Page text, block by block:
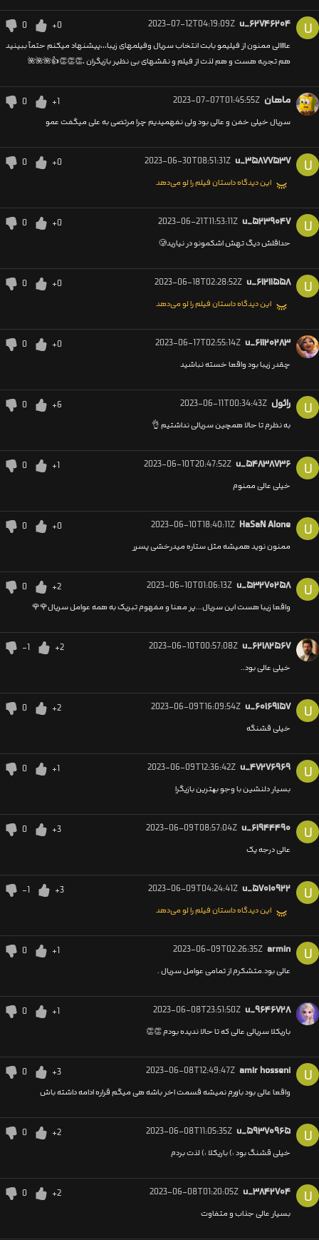
U u_۶۲۷۴۶۲۰۴ 2023-07-12T04:19:09Z
+0
0
عاااالی ممنون از فیلیمو بابت انتخاب سریال وفیلمهای زیبا،،،پیشنهاد میکنم حتماً ببینید
هم تجربه هست و هم لذت از فیلم و نقشهای بی نظیر بازیگران ،👏👏👏👍🌺🌺🌺
ماهان 2023-07-07T01:45:55Z
+1
0
سریال خیلی خفن و عالی بود ولی نفهمیدیم چرا مرتضی به علی میگفت عمو
U u_۳۵۸۷۷۵۳۷ 2023-06-30T08:51:31Z
+0
0
این دیدگاه داستان فیلم را لو می‌دهد
U u_۵۲۳۹۰۴۷ 2023-06-21T11:53:11Z
+0
0
حداقلش دیگ تهش اشکمونو در نیارید🥲
U u_۶۱۲۱۱۵۵۸ 2023-06-18T02:28:52Z
+0
0
این دیدگاه داستان فیلم را لو می‌دهد
u_۶۱۱۲۰۲۸۳ 2023-06-17T02:55:14Z
+0
0
چقدر زیبا بود واقعا خسته نباشید
U رائول 2023-06-11T00:34:43Z
+6
0
به نظرم تا حالا همچین سریالی نداشتیم 👌
U u_۵۴۸۳۸۷۳۶ 2023-06-10T20:47:52Z
+1
0
خیلی عالی ممنوم
U
HaSaN Alone
2023-06-10T18:40:11Z
+0
0
ممنون نوید همیشه مثل ستاره میدرخشی پسرر
U u_۵۳۲۷۰۲۵۸ 2023-06-10T01:06:13Z
+2
0
واقعا زیبا هست این سریال...پر معنا و مفهوم تبریک به همه عوامل سریال🌹🌹
u_۶۲۱۸۲۵۶۷ 2023-06-10T00:57:08Z
+2
-1
خیلی عالی بود..
U u_۶۰۱۶۹۱۵۷ 2023-06-09T16:09:54Z
+2
0
خیلی قشنگه
U u_۴۷۲۷۶۹۶۹ 2023-06-09T12:36:42Z
+1
0
بسیار دلنشین با وجو بھترین بازیگرا
U u_۶۱۹۴۴۴۹۰ 2023-06-09T08:57:04Z
+3
0
عالی درجه یک
U u_۵۷۰۱۰۹۲۲ 2023-06-09T04:24:41Z
+3
-1
این دیدگاه داستان فیلم را لو می‌دهد
U
armin
2023-06-09T02:26:35Z
+1
0
عالی بود.متشکرم از تمامی عوامل سریال ‌.
u_۹۶۴۶۷۲۸ 2023-06-08T23:51:50Z
+1
0
باریکلا سریالی عالی که تا حالا ندیده بودم 👏👏
U
amir hosseni
2023-06-08T12:49:47Z
+3
0
واقعا عالی بود باورم نمیشه قسمت اخر باشه هی میگم قراره ادامه داشته باش
U u_۵۹۳۷۰۹۶۵ 2023-06-08T11:05:35Z
+2
0
خیلی قشنگ بود :) باریکلا :) لذت بردم
U u_۳۸۴۲۷۰۴ 2023-06-08T01:20:05Z
+2
0
بسیار عالی جذاب و متفاوت